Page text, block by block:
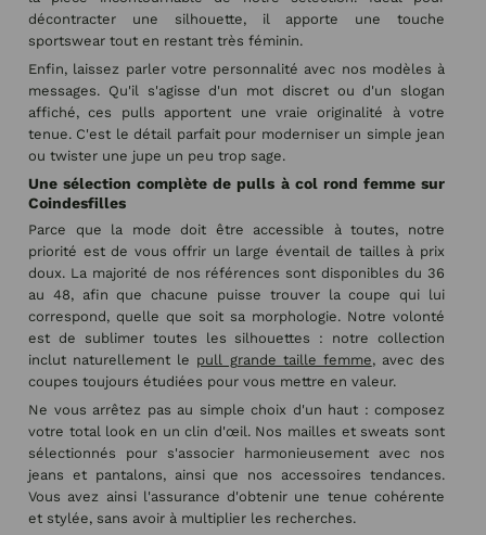
décontracter une silhouette, il apporte une touche
sportswear tout en restant très féminin.
Enfin, laissez parler votre personnalité avec nos modèles à
messages. Qu'il s'agisse d'un mot discret ou d'un slogan
affiché, ces pulls apportent une vraie originalité à votre
tenue. C'est le détail parfait pour moderniser un simple jean
ou twister une jupe un peu trop sage.
Une sélection complète de pulls à col rond femme sur
Coindesfilles
Parce que la mode doit être accessible à toutes, notre
priorité est de vous offrir un large éventail de tailles à prix
doux. La majorité de nos références sont disponibles du 36
au 48, afin que chacune puisse trouver la coupe qui lui
correspond, quelle que soit sa morphologie. Notre volonté
est de sublimer toutes les silhouettes : notre collection
inclut naturellement le pull grande taille femme, avec des
coupes toujours étudiées pour vous mettre en valeur.
Ne vous arrêtez pas au simple choix d'un haut : composez
votre total look en un clin d'œil. Nos mailles et sweats sont
sélectionnés pour s'associer harmonieusement avec nos
jeans et pantalons, ainsi que nos accessoires tendances.
Vous avez ainsi l'assurance d'obtenir une tenue cohérente
et stylée, sans avoir à multiplier les recherches.